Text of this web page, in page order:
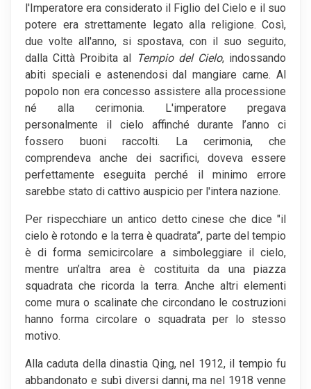
l'Imperatore era considerato il Figlio del Cielo e il suo
potere era strettamente legato alla religione. Così,
due volte all'anno, si spostava, con il suo seguito,
dalla Città Proibita al Tempio del Cielo, indossando
abiti speciali e astenendosi dal mangiare carne. Al
popolo non era concesso assistere alla processione
né alla cerimonia. L'imperatore pregava
personalmente il cielo affinché durante l’anno ci
fossero buoni raccolti. La cerimonia, che
comprendeva anche dei sacrifici, doveva essere
perfettamente eseguita perché il minimo errore
sarebbe stato di cattivo auspicio per l'intera nazione.
Per rispecchiare un antico detto cinese che dice "il
cielo è rotondo e la terra è quadrata”, parte del tempio
è di forma semicircolare a simboleggiare il cielo,
mentre un’altra area è costituita da una piazza
squadrata che ricorda la terra. Anche altri elementi
come mura o scalinate che circondano le costruzioni
hanno forma circolare o squadrata per lo stesso
motivo.
Alla caduta della dinastia Qing, nel 1912, il tempio fu
abbandonato e subì diversi danni, ma nel 1918 venne